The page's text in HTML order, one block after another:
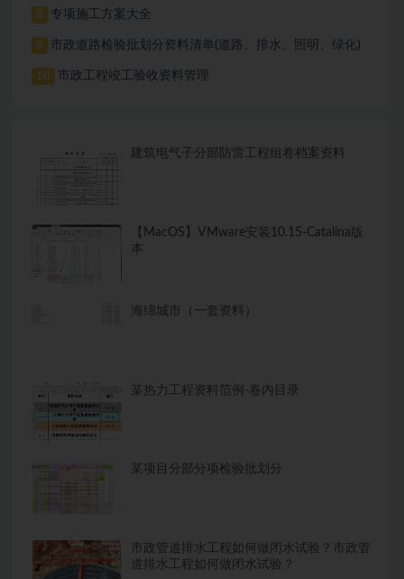
8 专项施工方案大全
9 市政道路检验批划分资料清单(道路、排水、照明、绿化)
10 市政工程竣工验收资料管理
建筑电气子分部防雷工程组卷档案资料
【MacOS】VMware安装10.15-Catalina版
本
海绵城市（一套资料）
某热力工程资料范例-卷内目录
某项目分部分项检验批划分
市政管道排水工程如何做闭水试验？市政管
道排水工程如何做闭水试验？